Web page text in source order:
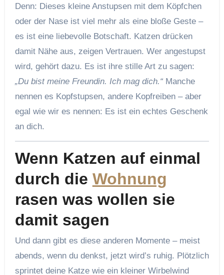
Denn: Dieses kleine Anstupsen mit dem Köpfchen
oder der Nase ist viel mehr als eine bloße Geste –
es ist eine liebevolle Botschaft. Katzen drücken
damit Nähe aus, zeigen Vertrauen. Wer angestupst
wird, gehört dazu. Es ist ihre stille Art zu sagen:
„Du bist meine Freundin. Ich mag dich.“Manche
nennen es Kopfstupsen, andere Kopfreiben – aber
egal wie wir es nennen: Es ist ein echtes Geschenk
an dich.
Wenn Katzen auf einmal
durch die Wohnung
rasen was wollen sie
damit sagen
Und dann gibt es diese anderen Momente – meist
abends, wenn du denkst, jetzt wird’s ruhig. Plötzlich
sprintet deine Katze wie ein kleiner Wirbelwind